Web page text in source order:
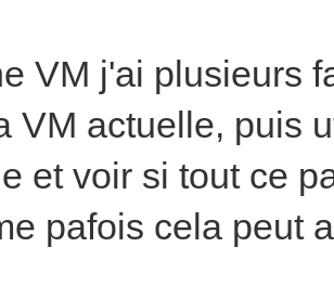
VM j'ai plusieurs
VM actuelle, puis
et voir si tout ce
pafois cela peut